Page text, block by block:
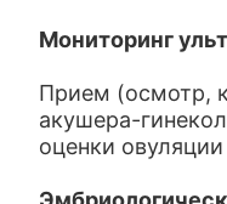
Мониторинг
Прием (осмотр,
акушера-
оценки